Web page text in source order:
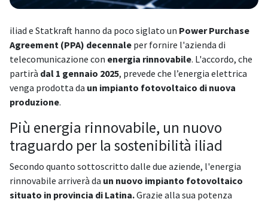
iliad e Statkraft hanno da poco siglato un Power Purchase
Agreement (PPA) decennale per fornire l'azienda di
telecomunicazione con energia rinnovabile. L'accordo, che
partirà dal 1 gennaio 2025, prevede che l’energia elettrica
venga prodotta da un impianto fotovoltaico di nuova
produzione.
Più energia rinnovabile, un nuovo
traguardo per la sostenibilità iliad
Secondo quanto sottoscritto dalle due aziende, l'energia
rinnovabile arriverà da un nuovo impianto fotovoltaico
situato in provincia di Latina.Grazie alla sua potenza